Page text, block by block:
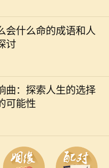
会什么命的成语和人
讨
言文化的瑰宝，它不仅凝
历史和哲理，还反映了古
人生观。在我们的生活
妙的成语常常能够给我们
曲：探索人生的选择
可能性
奏的时代，许多人常常感
至对未来充满了担忧。电
响曲》通过一段跌宕起伏
导观众深入思考人生的选